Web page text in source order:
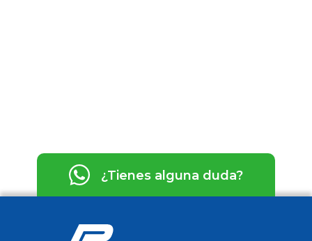
¿Tienes alguna duda?